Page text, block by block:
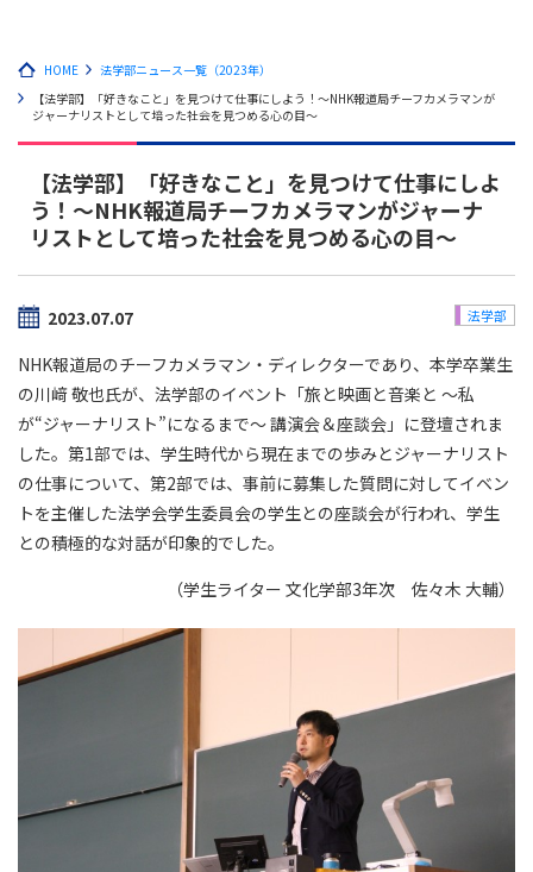
HOME
法学部ニュース一覧（2023年）
【法学部】「好きなこと」を見つけて仕事にしよう！～NHK報道局チーフカメラマンが
ジャーナリストとして培った社会を見つめる心の目～
【法学部】「好きなこと」を見つけて仕事にしよ
う！～NHK報道局チーフカメラマンがジャーナ
リストとして培った社会を見つめる心の目～
2023.07.07 法学部
NHK報道局のチーフカメラマン・ディレクターであり、本学卒業生
の川﨑 敬也氏が、法学部のイベント「旅と映画と音楽と 〜私
が“ジャーナリスト”になるまで〜 講演会＆座談会」に登壇されま
した。第1部では、学生時代から現在までの歩みとジャーナリスト
の仕事について、第2部では、事前に募集した質問に対してイベン
トを主催した法学会学生委員会の学生との座談会が行われ、学生
との積極的な対話が印象的でした。
（学生ライター 文化学部3年次 佐々木 大輔）